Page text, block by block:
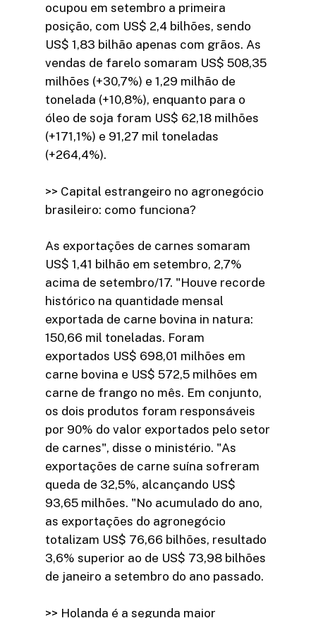
ocupou em setembro a primeira
posição, com US$ 2,4 bilhões, sendo
US$ 1,83 bilhão apenas com grãos. As
vendas de farelo somaram US$ 508,35
milhões (+30,7%) e 1,29 milhão de
tonelada (+10,8%), enquanto para o
óleo de soja foram US$ 62,18 milhões
(+171,1%) e 91,27 mil toneladas
(+264,4%).
>> Capital estrangeiro no agronegócio
brasileiro: como funciona?
As exportações de carnes somaram
US$ 1,41 bilhão em setembro, 2,7%
acima de setembro/17. "Houve recorde
histórico na quantidade mensal
exportada de carne bovina in natura:
150,66 mil toneladas. Foram
exportados US$ 698,01 milhões em
carne bovina e US$ 572,5 milhões em
carne de frango no mês. Em conjunto,
os dois produtos foram responsáveis
por 90% do valor exportados pelo setor
de carnes", disse o ministério. "As
exportações de carne suína sofreram
queda de 32,5%, alcançando US$
93,65 milhões. "No acumulado do ano,
as exportações do agronegócio
totalizam US$ 76,66 bilhões, resultado
3,6% superior ao de US$ 73,98 bilhões
de janeiro a setembro do ano passado.
>> Holanda é a segunda maior